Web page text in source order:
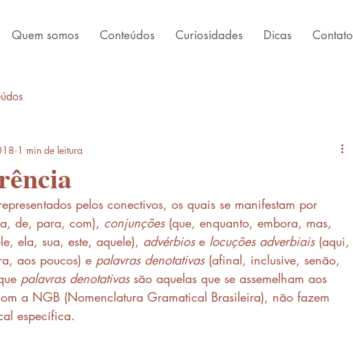
Quem somos Conteúdos Curiosidades Dicas Contato
1 min de leitura
pelos conectivos, os quais se manifestam por
de, para, com), conjunções (que, enquanto, embora, mas,
ela, sua, este, aquele), advérbios e locuções adverbiais (aqui,
aos poucos) e palavras denotativas (afinal, inclusive, senão,
palavras denotativas são aquelas que se assemelham aos
a NGB (Nomenclatura Gramatical Brasileira), não fazem
específica.